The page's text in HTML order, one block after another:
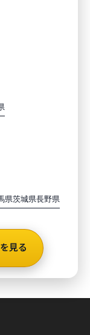
県茨城県長野県
見る